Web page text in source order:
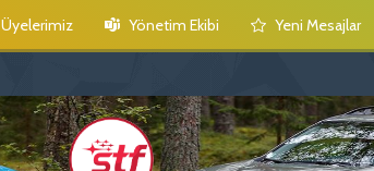
Üyelerimiz Yönetim Ekibi Yeni Mesajlar